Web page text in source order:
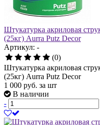
Штукатурка акриловая
(25кг) Aurra Putz Decor
Артикул: -
(0)
Штукатурка акриловая
(25кг) Aurra Putz Decor
1 000 руб. за шт
В наличии
-